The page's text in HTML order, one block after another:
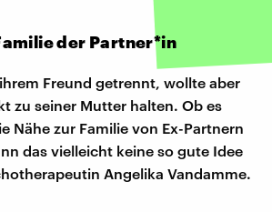
der Partner*in
Freund getrennt, wollte aber
zu seiner Mutter halten. Ob es
Nähe zur Familie von Ex-Partnern
das vielleicht keine so gute Idee
Angelika Vandamme.